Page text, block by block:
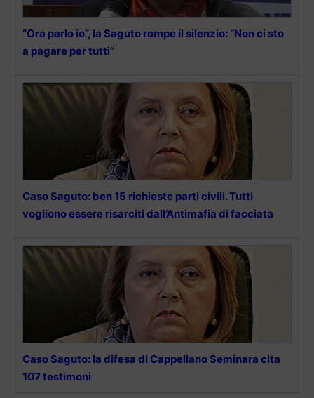
“Ora parlo io”, la Saguto rompe il silenzio: “Non ci sto
a pagare per tutti”
Caso Saguto: ben 15 richieste parti civili. Tutti
vogliono essere risarciti dall’Antimafia di facciata
Caso Saguto: la difesa di Cappellano Seminara cita
107 testimoni